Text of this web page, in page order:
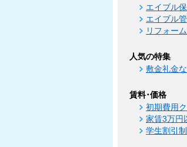
エイブル
エイブル
リフォー
人気の特集
敷金礼金
賃料･価格
初期費用
家賃3万円
学生割引